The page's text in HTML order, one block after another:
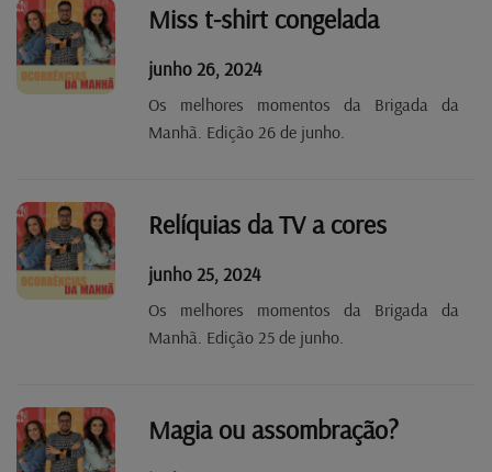
Miss t-shirt congelada
junho 26, 2024
Os melhores momentos da Brigada da
Manhã. Edição 26 de junho.
Relíquias da TV a cores
junho 25, 2024
Os melhores momentos da Brigada da
Manhã. Edição 25 de junho.
Magia ou assombração?